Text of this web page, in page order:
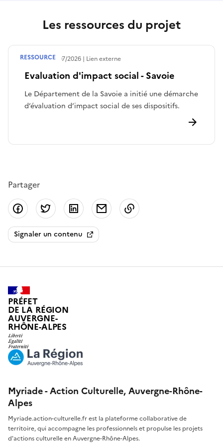
Les ressources du projet
Evaluation d'impact social - Savoie
Le Département de la Savoie a initié une démarche
d’évaluation d’impact social de ses dispositifs.
Publié le30/07/2026 Lien externe
RESSOURCE
Partager
Partager sur Facebook
Partager sur Twitter
Partager sur LinkedIn
Partager par email
Signaler un contenu
PRÉFET
DE LA RÉGION
AUVERGNE-
RHÔNE-ALPES
Myriade - Action Culturelle, Auvergne-Rhône-
Alpes
Myriade.action-culturelle.fr est la plateforme collaborative de
territoire, qui accompagne les professionnels et propulse les projets
d'actions culturelle en Auvergne-Rhône-Alpes.